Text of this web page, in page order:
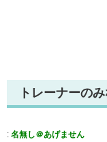
トレーナーの
: 名無し＠あげません